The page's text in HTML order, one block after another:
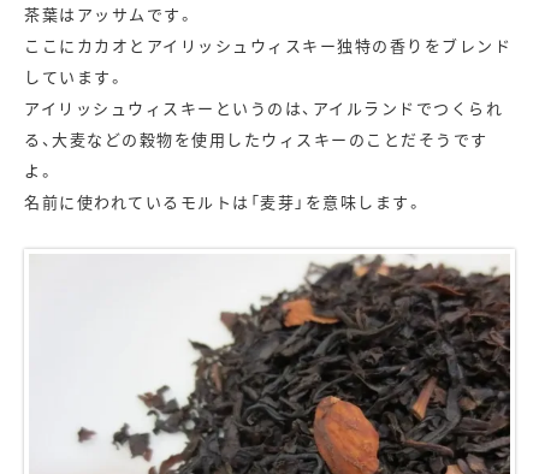
茶葉はアッサムです。
ここにカカオとアイリッシュウィスキー独特の香りをブレンド
しています。
アイリッシュウィスキーというのは、アイルランドでつくられ
る、大麦などの穀物を使用したウィスキーのことだそうです
よ。
名前に使われているモルトは「麦芽」を意味します。